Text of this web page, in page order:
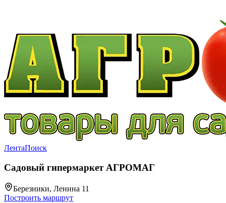
ЛентаПоиск
Садовый гипермаркет АГРОМАГ
Березники, Ленина 11
Построить маршрут